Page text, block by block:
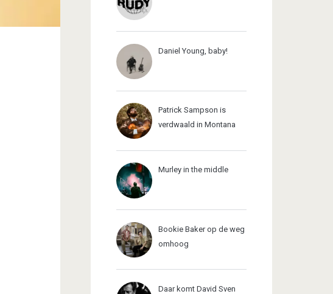
Daniel Young, baby!
Patrick Sampson is
verdwaald in Montana
Murley in the middle
Bookie Baker op de weg
omhoog
Daar komt David Sven